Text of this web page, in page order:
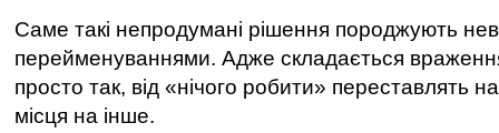
Саме такі непродумані рішення породжують
перейменуваннями. Адже складається
просто так, від «нічого робити» переставлять
місця на інше.